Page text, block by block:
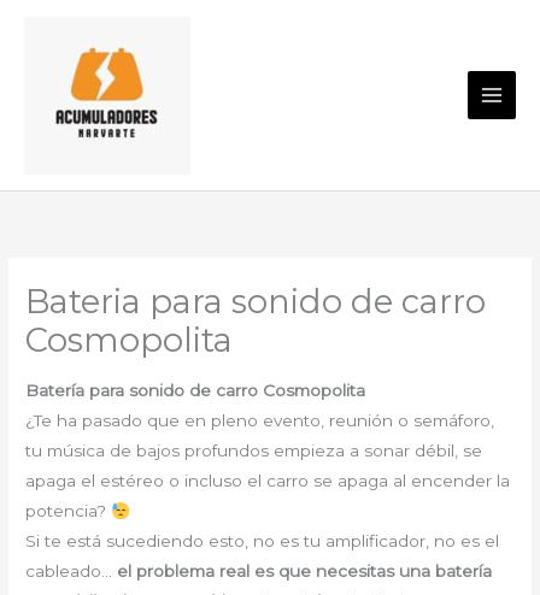
contenido
Bateria para sonido de carro
Cosmopolita
Batería para sonido de carro Cosmopolita
¿Te ha pasado que en pleno evento, reunión o semáforo,
tu música de bajos profundos empieza a sonar débil, se
apaga el estéreo o incluso el carro se apaga al encender la
potencia?
Si te está sucediendo esto, no es tu amplificador, no es el
cableado… el problema real es que necesitas una batería